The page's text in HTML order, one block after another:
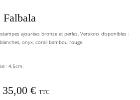
ajourées bronze et perles. Versions disponibles :
onyx, corail bambou rouge.
: 4,5cm.
35,00 € TTC